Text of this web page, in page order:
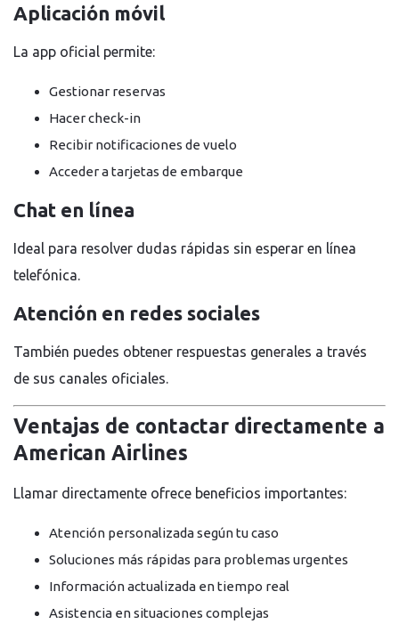
Aplicación móvil
La app oficial permite:
Gestionar reservas
Hacer check-in
Recibir notificaciones de vuelo
Acceder a tarjetas de embarque
Chat en línea
Ideal para resolver dudas rápidas sin esperar en línea
telefónica.
Atención en redes sociales
También puedes obtener respuestas generales a través
de sus canales oficiales.
Ventajas de contactar directamente a
American Airlines
Llamar directamente ofrece beneficios importantes:
Atención personalizada según tu caso
Soluciones más rápidas para problemas urgentes
Información actualizada en tiempo real
Asistencia en situaciones complejas